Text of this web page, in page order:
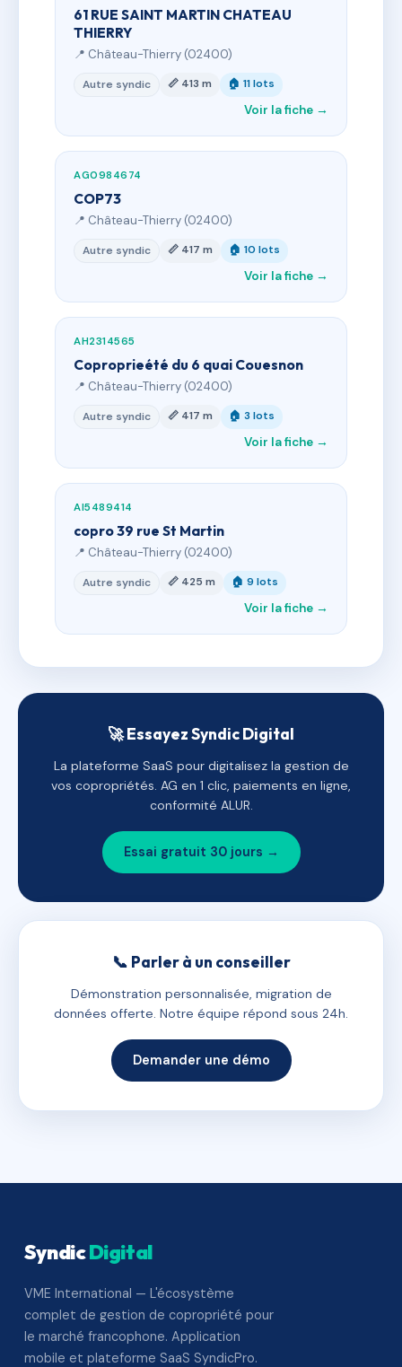
61 RUE SAINT MARTIN CHATEAU
THIERRY
📍 Château-Thierry (02400)
Autre syndic 📏 413 m 🏠 11 lots
Voir la fiche →
AG0984674
COP73
📍 Château-Thierry (02400)
Autre syndic 📏 417 m 🏠 10 lots
Voir la fiche →
AH2314565
Coproprieété du 6 quai Couesnon
📍 Château-Thierry (02400)
Autre syndic 📏 417 m 🏠 3 lots
Voir la fiche →
AI5489414
copro 39 rue St Martin
📍 Château-Thierry (02400)
Autre syndic 📏 425 m 🏠 9 lots
Voir la fiche →
🚀 Essayez Syndic Digital
La plateforme SaaS pour digitalisez la gestion de
vos copropriétés. AG en 1 clic, paiements en ligne,
conformité ALUR.
Essai gratuit 30 jours →
📞 Parler à un conseiller
Démonstration personnalisée, migration de
données offerte. Notre équipe répond sous 24h.
Demander une démo
SyndicDigital
VME International — L'écosystème
complet de gestion de copropriété pour
le marché francophone. Application
mobile et plateforme SaaS SyndicPro.